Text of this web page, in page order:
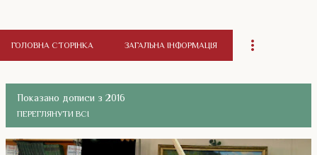
ГОЛОВНА СТОРІНКА ЗАГАЛЬНА ІНФОРМАЦІЯ
Показано дописи з 2016
ПЕРЕГЛЯНУТИ ВСІ